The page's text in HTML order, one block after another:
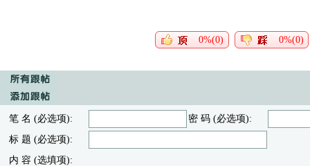
0%(0) 0%(0)
笔 名 (必选项):
密 码 (必选项):
标 题 (必选项):
内 容 (选填项):